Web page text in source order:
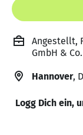
Angestellt,
GmbH &
Hannover,
Logg Dich ein,